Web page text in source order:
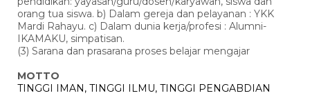
orang tua siswa. b) Dalam gereja dan pelayanan : YKK
Mardi Rahayu. c) Dalam dunia kerja/profesi : Alumni-
IKAMAKU, simpatisan.
(3) Sarana dan prasarana proses belajar mengajar
MOTTO
TINGGI IMAN, TINGGI ILMU, TINGGI PENGABDIAN